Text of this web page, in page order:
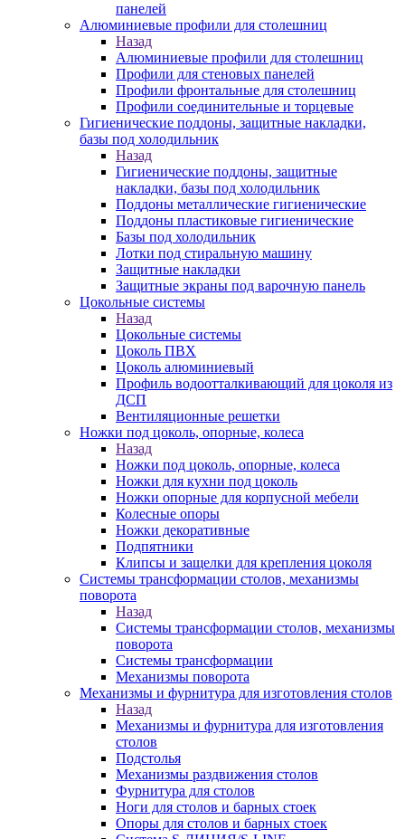
панелей
Алюминиевые профили для столешниц
Назад
Алюминиевые профили для столешниц
Профили для стеновых панелей
Профили фронтальные для столешниц
Профили соединительные и торцевые
Гигиенические поддоны, защитные накладки,
базы под холодильник
Назад
Гигиенические поддоны, защитные
накладки, базы под холодильник
Поддоны металлические гигиенические
Поддоны пластиковые гигиенические
Базы под холодильник
Лотки под стиральную машину
Защитные накладки
Защитные экраны под варочную панель
Цокольные системы
Назад
Цокольные системы
Цоколь ПВХ
Цоколь алюминиевый
Профиль водоотталкивающий для цоколя из
ДСП
Вентиляционные решетки
Ножки под цоколь, опорные, колеса
Назад
Ножки под цоколь, опорные, колеса
Ножки для кухни под цоколь
Ножки опорные для корпусной мебели
Колесные опоры
Ножки декоративные
Подпятники
Клипсы и защелки для крепления цоколя
Системы трансформации столов, механизмы
поворота
Назад
Системы трансформации столов, механизмы
поворота
Системы трансформации
Механизмы поворота
Механизмы и фурнитура для изготовления столов
Назад
Механизмы и фурнитура для изготовления
столов
Подстолья
Механизмы раздвижения столов
Фурнитура для столов
Ноги для столов и барных стоек
Опоры для столов и барных стоек